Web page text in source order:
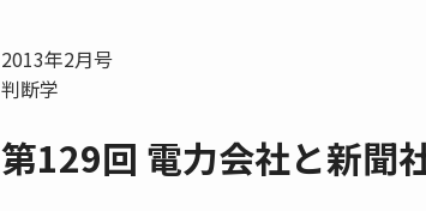
2013年2月号
判断学
第129回 電力会社と新聞